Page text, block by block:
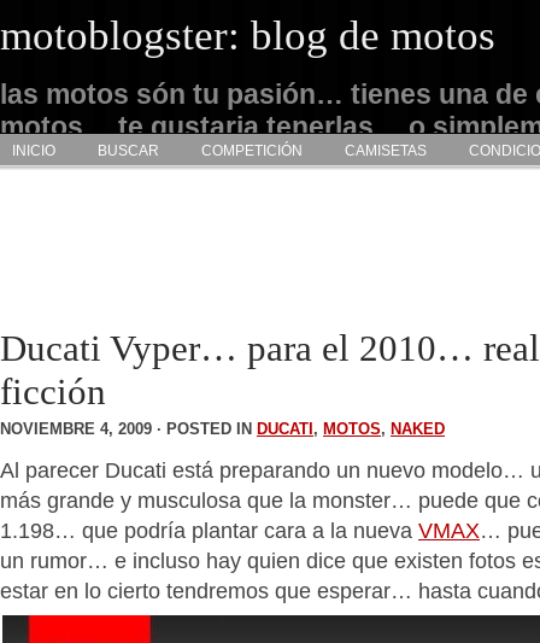
motoblogster: blog de motos
las motos són tu pasión… tienes una de
motos… te gustaria tenerlas… o
admirarlas… este es tu sitio
INICIO BUSCAR COMPETICIÓN CAMISETAS
Ducati Vyper… para el 2010…
ficción
NOVIEMBRE 4, 2009 · POSTED IN DUCATI , MOTOS, NAKED
Al parecer Ducati está preparando un nuevo modelo…
más grande y musculosa que la monster… puede que
1.198… que podría plantar cara a la nueva VMAX…
un rumor… e incluso hay quien dice que existen fotos
estar en lo cierto tendremos que esperar… hasta